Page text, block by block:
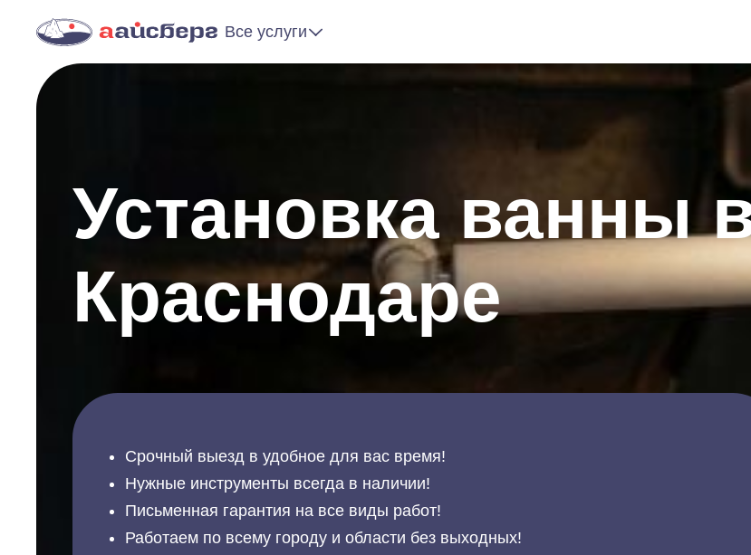
Все услуги
Установка ванны
Краснодаре
Срочный выезд в удобное для вас время!
Нужные инструменты всегда в наличии!
Письменная гарантия на все виды работ!
Работаем по всему городу и области без выходных!